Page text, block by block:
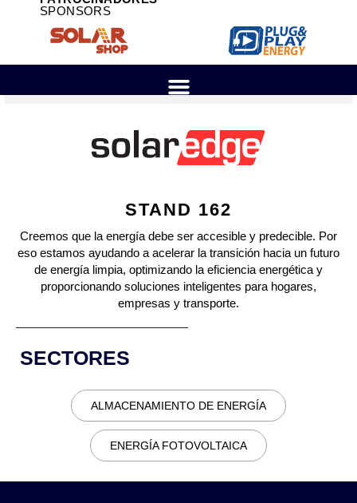
SPONSORS
STAND 162
Creemos que la energía debe ser accesible y predecible. Por
eso estamos ayudando a acelerar la transición hacia un futuro
de energía limpia, optimizando la eficiencia energética y
proporcionando soluciones inteligentes para hogares,
empresas y transporte.
SECTORES
ALMACENAMIENTO DE ENERGÍA
ENERGÍA FOTOVOLTAICA